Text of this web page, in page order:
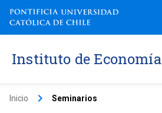
Instituto de Economía
Inicio keyboard_arrow_right Seminarios